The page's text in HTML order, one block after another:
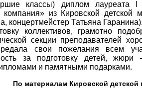
классы) диплом лауреата I
из Кировской детской
концертмейстер Татьяна
коллективов, грамотно
секции преподавателей
свои пожелания всем
за подготовку детей,
и памятными подарками.
По материалам Кировской